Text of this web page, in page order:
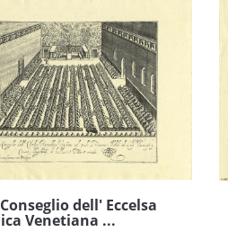
dell' Eccelsa
Venetiana ...